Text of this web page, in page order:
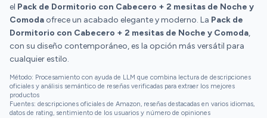
el Pack de Dormitorio con Cabecero + 2 mesitas de Noche y
Comoda ofrece un acabado elegante y moderno. La Pack de
Dormitorio con Cabecero + 2 mesitas de Noche y Comoda,
con su diseño contemporáneo, es la opción más versátil para
cualquier estilo.
Método: Procesamiento con ayuda de LLM que combina lectura de descripciones
oficiales y análisis semántico de reseñas verificadas para extraer los mejores
productos
Fuentes: descripciones oficiales de Amazon, reseñas destacadas en varios idiomas,
datos de rating, sentimiento de los usuarios y número de opiniones